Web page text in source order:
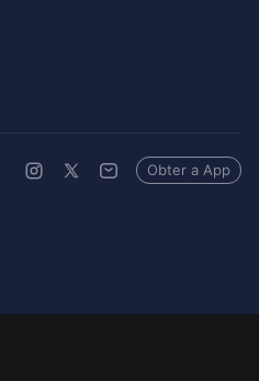
Obter a App